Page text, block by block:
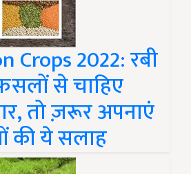
Crops 2022: रबी
से चाहिए
तो ज़रूर अपनाएं
की ये सलाह